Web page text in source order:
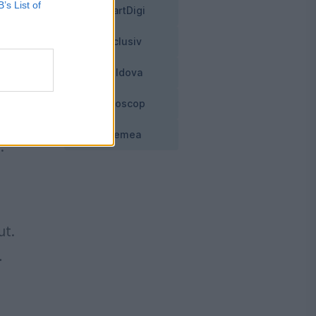
List of
SmartDigi
Exclusiv
Moldova
Horoscop
Vremea